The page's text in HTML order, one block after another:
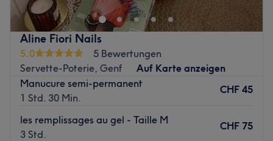
Pour toutes annulation faite à moins de 24h du rendez-
vous, un supplément de 20% vous sera facturé.
Zurück zur Salonansicht
Aline Fiori Nails
5.0
5 Bewertungen
Servette-Poterie, Genf
Auf Karte anzeigen
Manucure semi-permanent
1 Std. 30 Min.
CHF 45
les remplissages au gel - Taille M
3 Std.
CHF 75